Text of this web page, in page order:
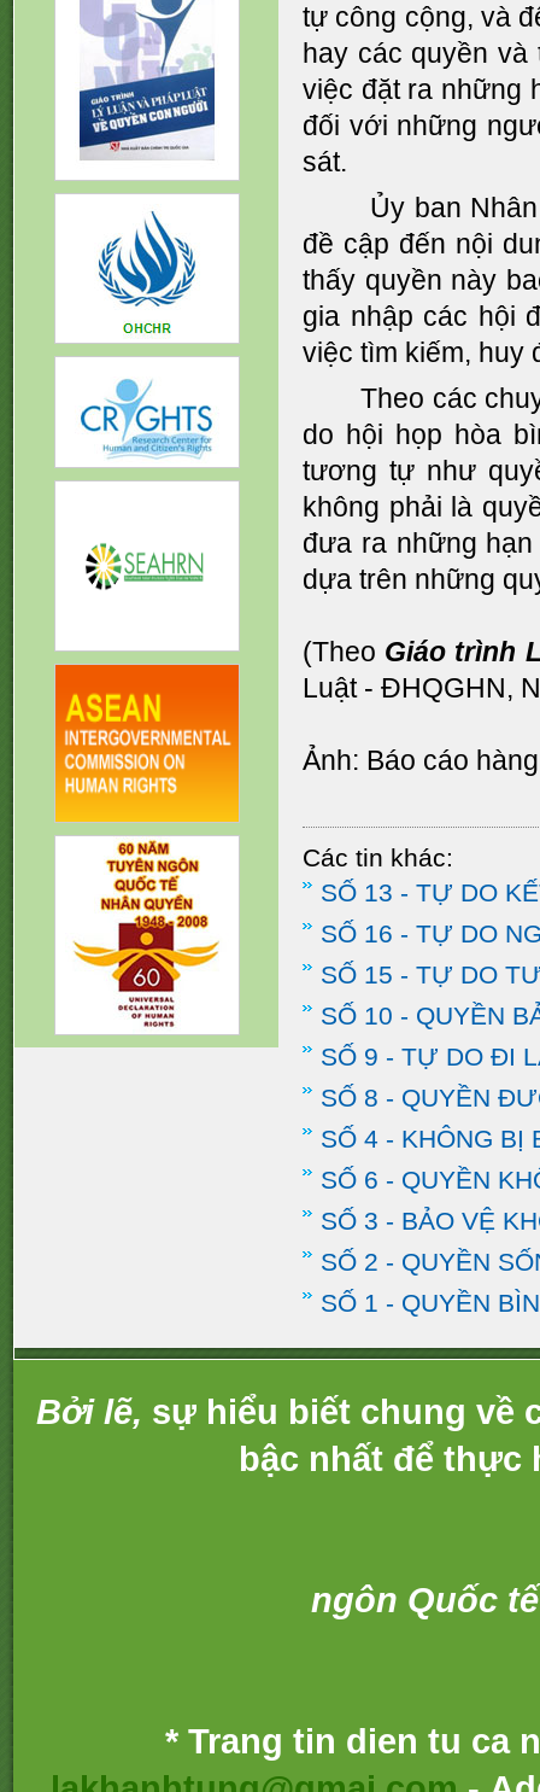
VỚI VIỆT NAM TẠI UPR -
2024
tự công cộng, và
hay các quyền
việc đặt ra những
đối với những
sát.
Ủy ban
đề cập đến nội
thấy quyền này
gia nhập các hội
việc tìm kiếm, huy
Theo các
do hội họp hòa
tương tự như
không phải là
đưa ra những
dựa trên những
(Theo Giáo trình
Luật - ĐHQGHN,
Ảnh: Báo cáo
Các tin khác:
SỐ 13 - TỰ DO
SỐ 16 - TỰ DO
SỐ 15 - TỰ DO
SỐ 10 - QUYỀN
SỐ 9 - TỰ DO ĐI
SỐ 8 - QUYỀN
SỐ 4 - KHÔNG BỊ
SỐ 6 - QUYỀN
SỐ 3 - BẢO VỆ
SỐ 2 - QUYỀN
SỐ 1 - QUYỀN
Bởi lẽ, sự hiểu biết chung về
bậc nhất để thực
ngôn Quốc
* Trang tin dien tu ca